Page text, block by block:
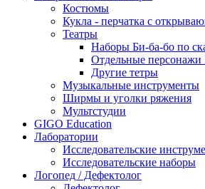
Костюмы
Кукла - перчатка с
Театры
Наборы Би-ба-бо по
Отдельные персонажи
Другие тетры
Музыкальные инструменты
Ширмы и уголки ряжения
Мультстудии
GIGO Education
Лаборатории
Исследовательские
Исследовательские наборы
Логопед / Дефектолог